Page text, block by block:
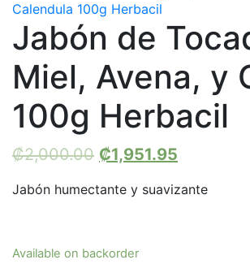
Calendula 100g Herbacil
Jabón de
Miel, Avena, y
100g Herbacil
₡2,000.00 ₡1,951.95
Jabón humectante y suavizante
Available on backorder